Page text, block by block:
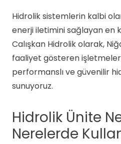
Hidrolik sistemlerin kalbi
enerji iletimini sağlayan en
Calışkan Hidrolik olarak,
faaliyet gösteren
performanslı ve güvenilir
sunuyoruz.
Hidrolik Ünite
Nerelerde